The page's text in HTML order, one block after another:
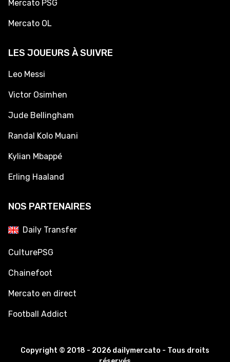
Mercato PSG
Mercato OL
LES JOUEURS À SUIVRE
Leo Messi
Victor Osimhen
Jude Bellingham
Randal Kolo Muani
Kylian Mbappé
Erling Haaland
NOS PARTENAIRES
Daily Transfer
CulturePSG
Chainefoot
Mercato en direct
Football Addict
Copyright © 2018 - 2026 dailymercato - Tous droits